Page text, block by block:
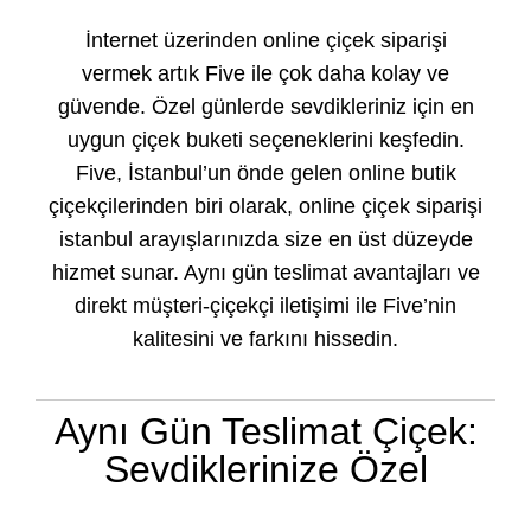
İnternet üzerinden online çiçek siparişi
vermek artık Five ile çok daha kolay ve
güvende. Özel günlerde sevdikleriniz için en
uygun çiçek buketi seçeneklerini keşfedin.
Five, İstanbul’un önde gelen online butik
çiçekçilerinden biri olarak, online çiçek siparişi
istanbul arayışlarınızda size en üst düzeyde
hizmet sunar. Aynı gün teslimat avantajları ve
direkt müşteri-çiçekçi iletişimi ile Five’nin
kalitesini ve farkını hissedin.
Aynı Gün Teslimat Çiçek:
Sevdiklerinize Özel